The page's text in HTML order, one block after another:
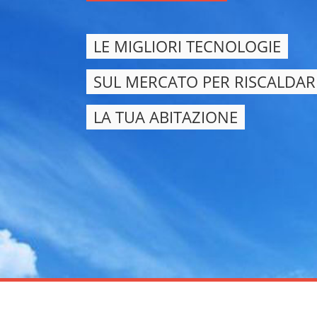
LE MIGLIORI TECNOLOGIE
SUL MERCATO PER
LA TUA ABITAZIONE